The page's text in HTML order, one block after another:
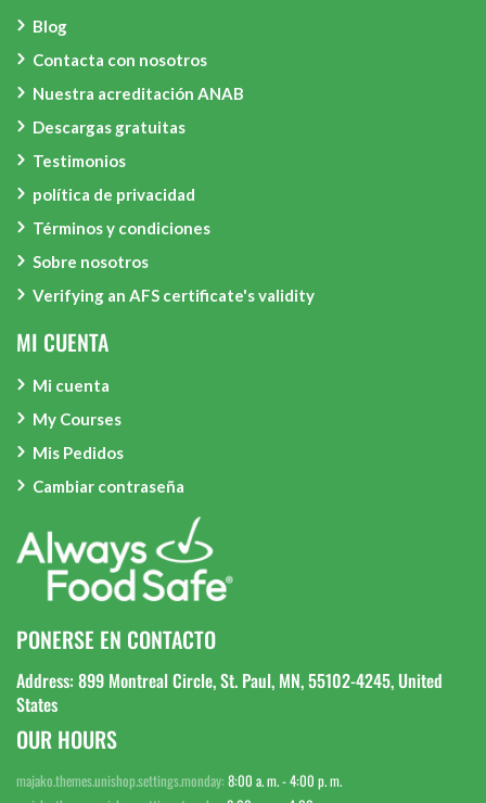
Blog
Contacta con nosotros
Nuestra acreditación ANAB
Descargas gratuitas
Testimonios
política de privacidad
Términos y condiciones
Sobre nosotros
Verifying an AFS certificate's validity
MI CUENTA
Mi cuenta
My Courses
Mis Pedidos
Cambiar contraseña
PONERSE EN CONTACTO
Address: 899 Montreal Circle, St. Paul, MN, 55102-4245, United
States
OUR HOURS
majako.themes.unishop.settings.monday: 8:00 a. m. - 4:00 p. m.